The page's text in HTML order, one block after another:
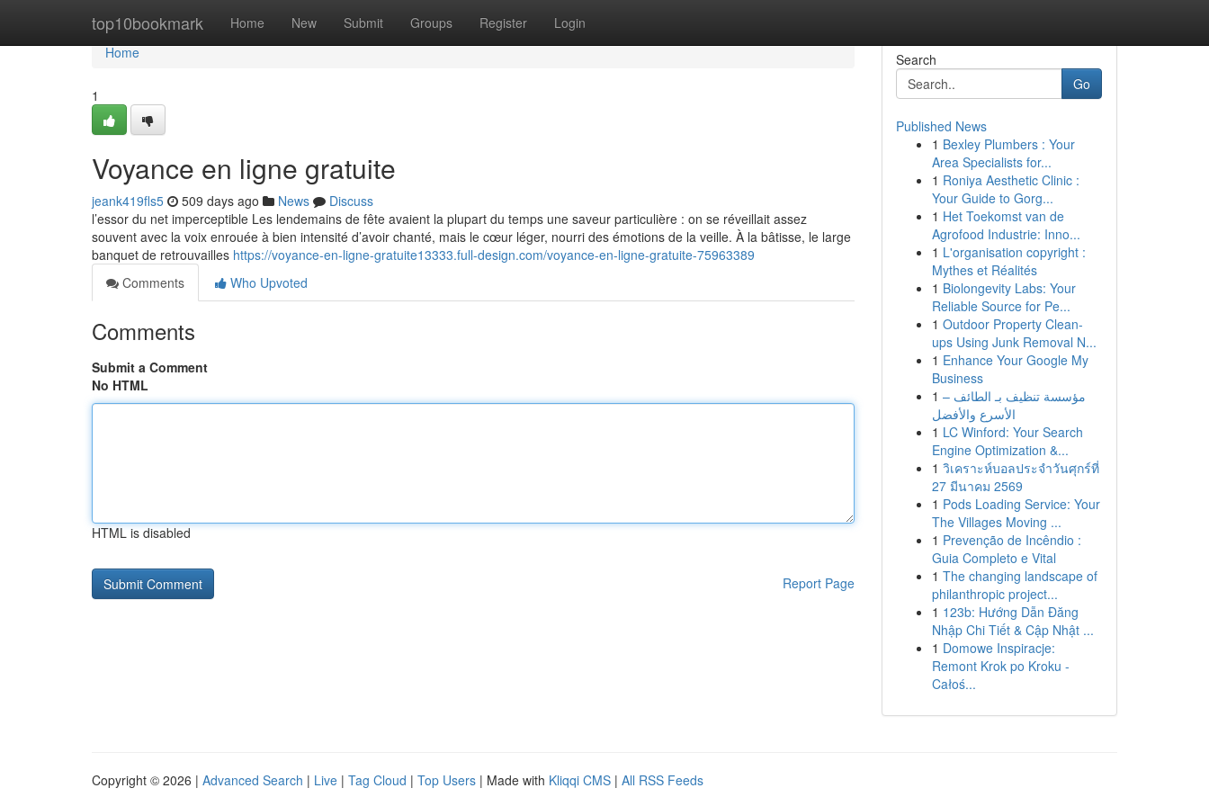
top10bookmark Home New Submit Groups Register Login
Home
Home
1
Voyance en ligne gratuite
jeank419fls5 509 days ago News
Discuss
l’essor du net imperceptible Les lendemains de fête avaient la plupart du temps une saveur particulière : on se réveillait assez
souvent avec la voix enrouée à bien intensité d’avoir chanté, mais le cœur léger, nourri des émotions de la veille. À la bâtisse, le large
banquet de retrouvailles https://voyance-en-ligne-gratuite13333.full-design.com/voyance-en-ligne-gratuite-75963389
Comments
Who Upvoted
Comments
Submit a Comment
No HTML
HTML is disabled
Report Page
Search
Go
Published News
1 Bexley Plumbers : Your
Area Specialists for...
1 Roniya Aesthetic Clinic :
Your Guide to Gorg...
1 Het Toekomst van de
Agrofood Industrie: Inno...
1 L'organisation copyright :
Mythes et Réalités
1 Biolongevity Labs: Your
Reliable Source for Pe...
1 Outdoor Property Clean-
ups Using Junk Removal N...
1 Enhance Your Google My
Business
1 مؤسسة تنظيف بـ الطائف –
الأسرع والأفضل
1 LC Winford: Your Search
Engine Optimization &...
1 วิเคราะห์บอลประจำวันศุกร์ที่
27 มีนาคม 2569
1 Pods Loading Service: Your
The Villages Moving ...
1 Prevenção de Incêndio :
Guia Completo e Vital
1 The changing landscape of
philanthropic project...
1 123b: Hướng Dẫn Đăng
Nhập Chi Tiết & Cập Nhật ...
1 Domowe Inspiracje:
Remont Krok po Kroku -
Całoś...
Copyright © 2026 | Advanced Search | Live | Tag Cloud | Top Users | Made with Kliqqi CMS | All RSS Feeds